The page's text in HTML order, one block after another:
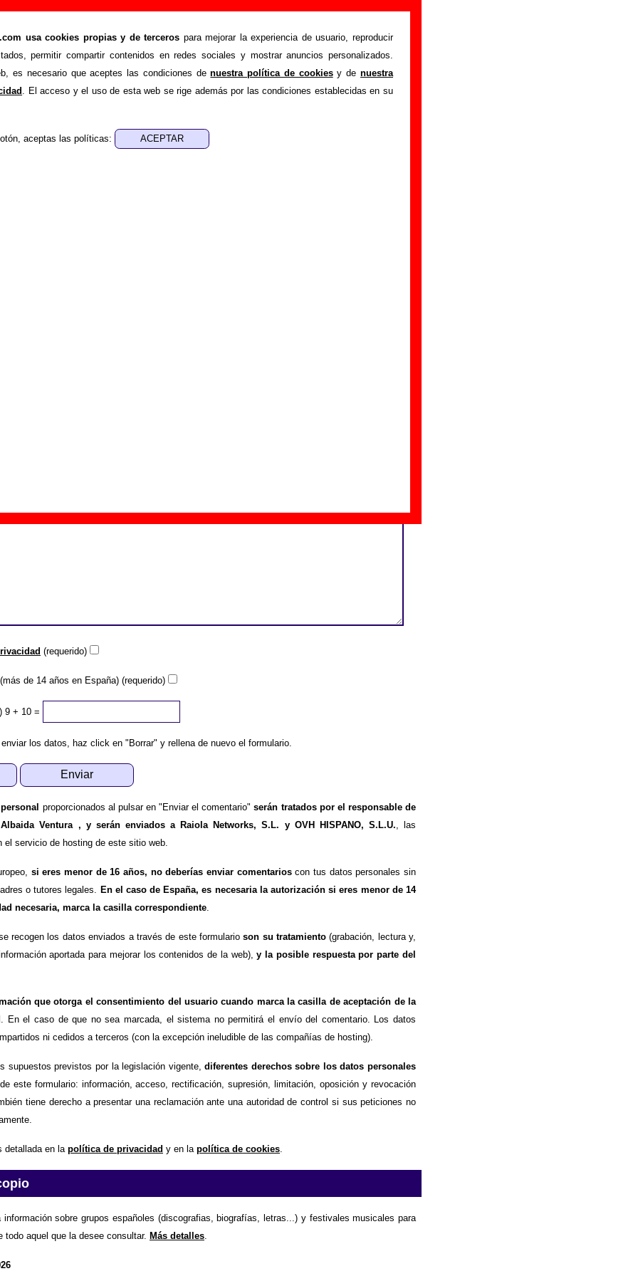
usa cookies propias y de terceros para mejorar la experiencia de usuario, reproducir
permitir compartir contenidos en redes sociales y mostrar anuncios personalizados.
es necesario que aceptes las condiciones denuestra política de cookiesy denuestra
. El acceso y el uso de esta web se rige además por las condiciones establecidas en su
aceptas las políticas:
o corregir información
>Añadir
adicional, puedes enviar nueva información o corregir la existente mediante el
o escribiendo un e-mail a guialven@musicoscopio.com.Gracias por tu
(requerido)
de 14 años en España) (requerido)
9 + 10 =
los datos, haz click en "Borrar" y rellena de nuevo el formulario.
proporcionados al pulsar en "Enviar el comentario"serán tratados por el responsable de
Ventura , y serán enviados a Raiola Networks, S.L. y OVH HISPANO, S.L.U. , las
el servicio de hosting de este sitio web.
si eres menor de 16 años, no deberías enviar comentarioscon tus datos personales sin
o tutores legales.
En el caso de España, es necesaria la autorización si eres menor de 14
necesaria, marca la casilla correspondiente
recogen los datos enviados a través de este formularioson su tratamiento(grabación, lectura y,
aportada para mejorar los contenidos de la web),y la posible respuesta por parte del
que otorga el consentimiento del usuario cuando marca la casilla de aceptación de la
. En el caso de que no sea marcada, el sistema no permitirá el envío del comentario. Los datos
ni cedidos a terceros (con la excepción ineludible de las compañías de hosting).
supuestos previstos por la legislación vigente,diferentes derechos sobre los datos personales
este formulario: información, acceso, rectificación, supresión, limitación, oposición y revocación
tiene derecho a presentar una reclamación ante una autoridad de control si sus peticiones no
detallada en la política de privacidad y en la política de cookies
información sobre grupos españoles (discografias, biografías, letras...) y festivales musicales para
todo aquel que la desee consultar. Más detalles.